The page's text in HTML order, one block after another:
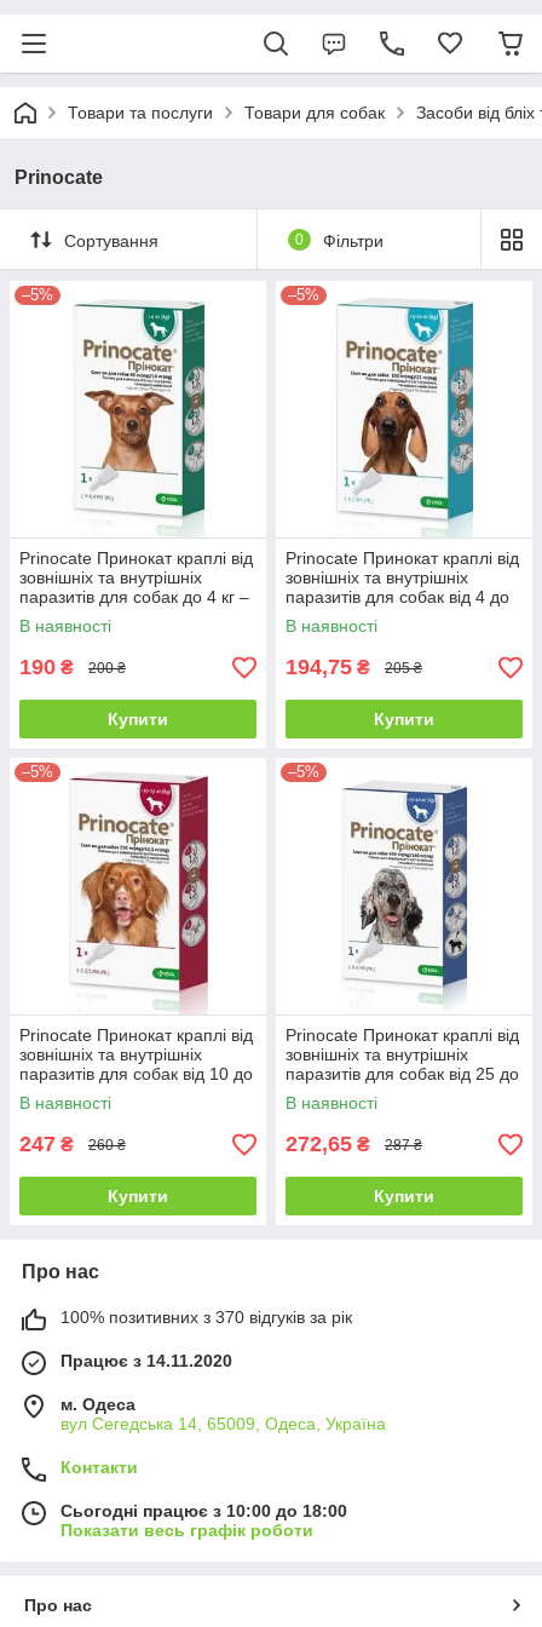
Товари та послуги Товари для собак Засоби від
Prinocate
Сортування 0 Фільтри
–5%
Prinocate Принокат краплі від
зовнішніх та внутрішніх
паразитів для собак до 4 кг –
1 піп.
В наявності
190 ₴ 200 ₴
Купити
–5%
Prinocate Принокат краплі від
зовнішніх та внутрішніх
паразитів для собак від 4 до
10 кг – 1 піп.
В наявності
194,75 ₴ 205 ₴
Купити
–5%
Prinocate Принокат краплі від
зовнішніх та внутрішніх
паразитів для собак від 10 до
25 кг - 1 піп.
В наявності
247 ₴ 260 ₴
Купити
–5%
Prinocate Принокат краплі від
зовнішніх та внутрішніх
паразитів для собак від 25 до
40 кг - 1 піп.
В наявності
272,65 ₴ 287 ₴
Купити
Про нас
100% позитивних з 370 відгуків за рік
Працює з 14.11.2020
м. Одеса
вул Сегедська 14, 65009, Одеса, Україна
Контакти
Сьогодні працює з 10:00 до 18:00
Показати весь графік роботи
Про нас